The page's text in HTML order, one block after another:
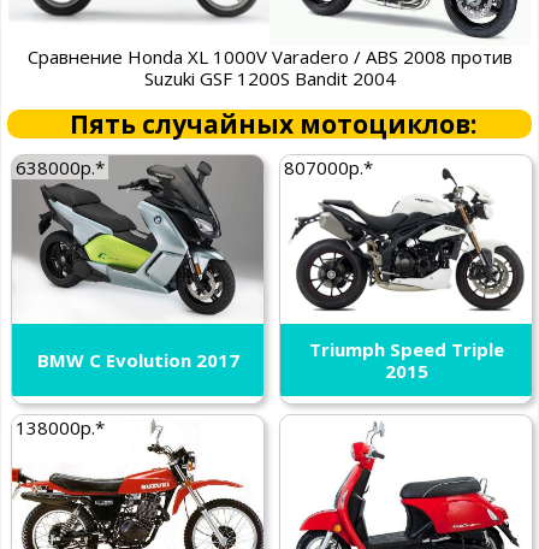
Сравнение Honda XL 1000V Varadero / ABS 2008 против
Suzuki GSF 1200S Bandit 2004
Пять случайных мотоциклов:
638000р.*
BMW C Evolution 2017
807000р.*
Triumph Speed Triple
2015
138000р.*